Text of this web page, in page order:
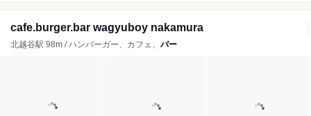
cafe.burger.bar wagyuboy nakamura
北越谷駅 98m / ハンバーガー、カフェ、 バー